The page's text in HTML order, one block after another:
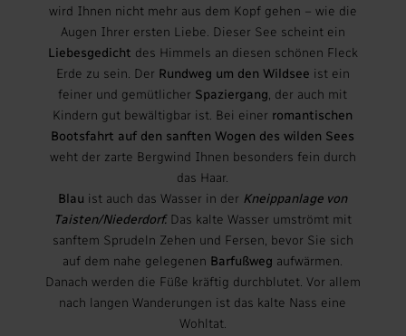
wird Ihnen nicht mehr aus dem Kopf gehen – wie die
Augen Ihrer ersten Liebe. Dieser See scheint ein
Liebesgedicht des Himmels an diesen schönen Fleck
Erde zu sein. Der Rundweg um den Wildsee ist ein
feiner und gemütlicher Spaziergang, der auch mit
Kindern gut bewältigbar ist. Bei einer romantischen
Bootsfahrt auf den sanften Wogen des wilden Sees
weht der zarte Bergwind Ihnen besonders fein durch
das Haar.
Blau ist auch das Wasser in der Kneippanlage von
Taisten/Niederdorf.Das kalte Wasser umströmt mit
sanftem Sprudeln Zehen und Fersen, bevor Sie sich
auf dem nahe gelegenen Barfußweg aufwärmen.
Danach werden die Füße kräftig durchblutet. Vor allem
nach langen Wanderungen ist das kalte Nass eine
Wohltat.